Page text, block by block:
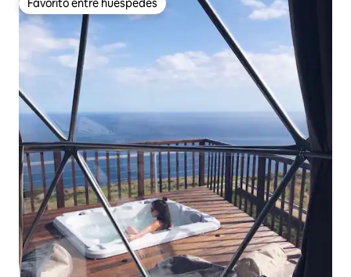
Favorito entre huéspedes
Favorito entre huéspedes